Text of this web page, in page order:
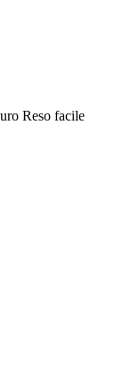
Reso facile